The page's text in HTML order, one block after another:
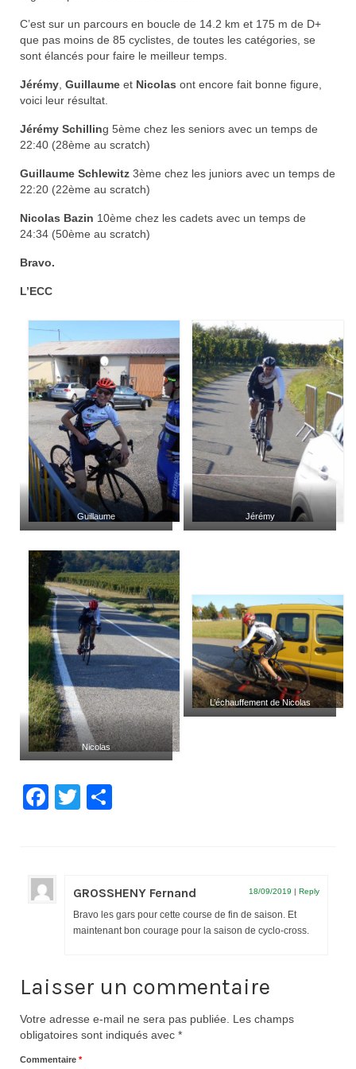
Nos organisations de la saison
Classements
Route
BMX
Piste
Cyclo-Cross
Préparation Physique
Documentation
Loisirs
Sorties
Strava
Route, Piste, Cyclo-cross
Nos organisations de la saison
VTT
Team Hase
Nos organisations de la saison
BMX
C’est sur un parcours en boucle de 14.2 km et 175 m de D+
que pas moins de 85 cyclistes, de toutes les catégories, se
sont élancés pour faire le meilleur temps.
Jérémy Guillaume et Nicolas ont encore fait bonne figure,
voici leur résultat.
Jérémy Schilling 5ème chez les seniors avec un temps de
22:40 (28ème au scratch)
Guillaume Schlewitz 3ème chez les juniors avec un temps de
22:20 (22ème au scratch)
Nicolas Bazin 10ème chez les cadets avec un temps de
24:34 (50ème au scratch)
Bravo.
L’ECC
Guillaume Jérémy
Nicolas
L’échauffement de Nicolas
Facebook
Twitter
GROSSHENY Fernand 18/09/2019 Reply
Bravo les gars pour cette course de fin de saison. Et
maintenant bon courage pour la saison de cyclo-cross.
Laisser un commentaire
Votre adresse e-mail ne sera pas publiée. Les champs
obligatoires sont indiqués avec *
Commentaire *